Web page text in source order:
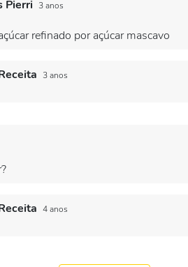
Pierri 3 anos
refinado por açúcar mascavo
3 anos
4 anos